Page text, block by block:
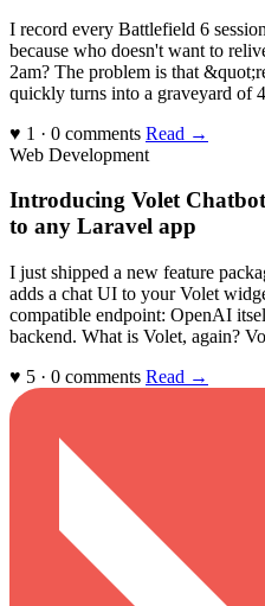
I record every Battlefield 6
because who doesn't want to
2am? The problem is that
quickly turns into a graveyard
♥ 1 · 0 comments Read →
Web Development
Introducing Volet
to any Laravel app
I just shipped a new feature
adds a chat UI to your Volet
compatible endpoint: OpenAI
backend. What is Volet, again?
♥ 5 · 0 comments Read →